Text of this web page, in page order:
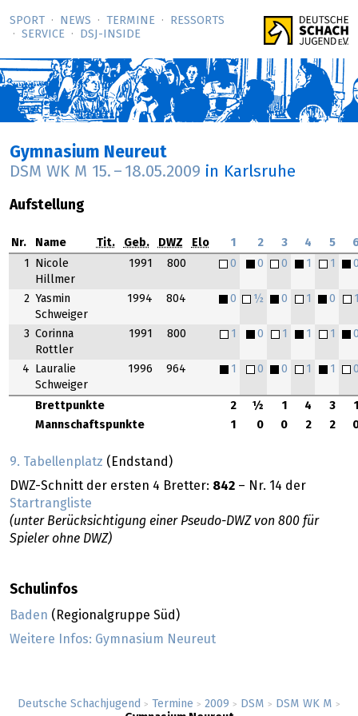
SPORT NEWS TERMINE
RESSORTS
SERVICE
DSJ-­INSIDE
Deutsche Schachjugend > Termine > 2009 > DSM > DSM WK M >
Gymnasium Neureut
DSM WK M 15. – 18.05.2009 in Karlsruhe
Aufstellung
Nr. Name Tit. Geb. DWZ Elo 1 2 3 4 5
Brettpunkte 2 ½ 1 4 3
Mannschaftspunkte
1 0 0 2 2
1
Nicole
Hillmer
1991 800 0 0 0 1 1
2 Yasmin
Schweiger
1994 804 0 ½ 0 1 0
3 Corinna
Rottler
1991 800 1 0 1 1 1
4
Lauralie
Schweiger
1996 964 1 0 0 1 1
9. Tabellenplatz (Endstand)
DWZ-Schnitt der ersten 4 Bretter: 842 – Nr. 14 der
Startrangliste
(unter Berücksichtigung einer Pseudo-DWZ von 800 für
Spieler ohne DWZ)
Schulinfos
Baden (Regionalgruppe Süd)
Weitere Infos: Gymnasium Neureut